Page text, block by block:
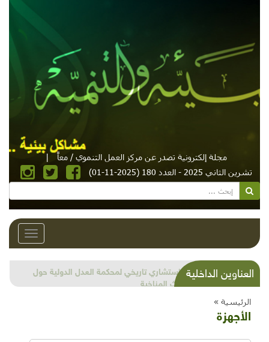
مجلة إلكترونية تصدر عن مركز العمل التنموي / معاً
|
تشرين الثاني 2025 - العدد 180 (2025-11-01)
Toggle
العناوين الداخليةشذرات بيئية وتنموية...بنية تحتية وحلويات قبيحة
وحاكورة ونوبل وزيتون و"سيباط"
الرئيسية »
الأجهزة